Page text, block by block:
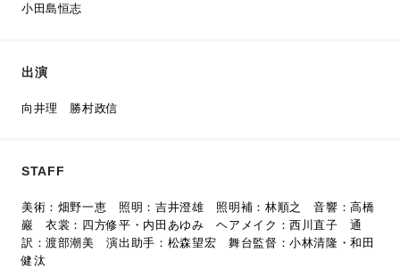
小田島恒志
出演
向井理 勝村政信
STAFF
美術：畑野一恵 照明：吉井澄雄 照明補：林順之 音響：高橋
巖 衣裳：四方修平・内田あゆみ ヘアメイク：西川直子 通
訳：渡部潮美 演出助手：松森望宏 舞台監督：小林清隆・和田
健汰